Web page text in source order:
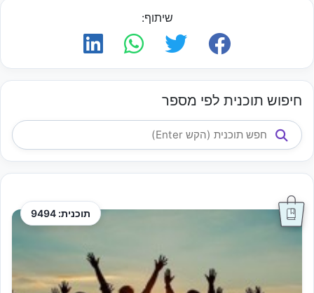
שיתוף:
חיפוש תוכנית לפי מספר
תוכנית: 9494